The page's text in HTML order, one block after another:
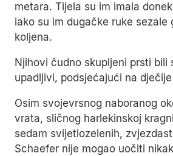
metara. Tijela su im imala
iako su im dugačke ruke sezale
koljena.
Njihovi čudno skupljeni prsti bili
upadljivi, podsjećajući na
Osim svojevrsnog naboranog
vrata, sličnog harlekinskoj
sedam svijetlozelenih,
Schaefer nije mogao uočiti